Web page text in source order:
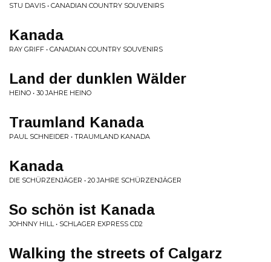
STU DAVIS • CANADIAN COUNTRY SOUVENIRS
Kanada
RAY GRIFF • CANADIAN COUNTRY SOUVENIRS
Land der dunklen Wälder
HEINO • 30 JAHRE HEINO
Traumland Kanada
PAUL SCHNEIDER • TRAUMLAND KANADA
Kanada
DIE SCHÜRZENJÄGER • 20 JAHRE SCHÜRZENJÄGER
So schön ist Kanada
JOHNNY HILL • SCHLAGER EXPRESS CD2
Walking the streets of Calgarz